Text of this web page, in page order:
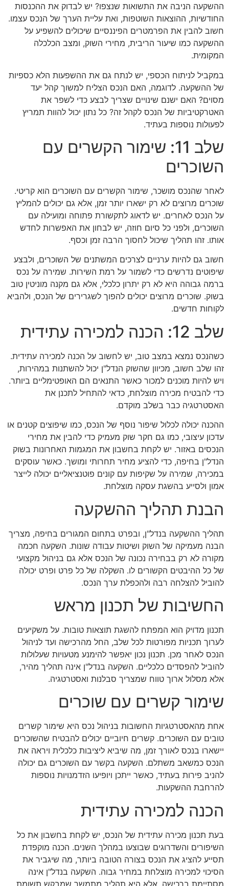
ההשקעה הניבה את התשואות שנצפו? יש לבדוק את ההכנסות
החודשיות, ההוצאות השוטפות, ואת עליית הערך של הנכס עצמו.
חשוב להבין את הפרמטרים הפיננסיים שיכולים להשפיע על
ההשקעה כמו שיעור הריבית, מחירי השוק, ומצב הכלכלה
המקומית.
במקביל לניתוח הכספי, יש לנתח גם את ההשפעות הלא כספיות
של ההשקעה. לדוגמה, האם הנכס הצליח למשוך קהל יעד
מסוים? האם ישנם שינויים שצריך לבצע כדי לשפר את
האטרקטיביות של הנכס לקהל זה? כל נתון יכול להוות תמריץ
לפעולות נוספות בעתיד.
שלב 11: שימור הקשרים עם
השוכרים
לאחר שהנכס מושכר, שימור הקשרים עם השוכרים הוא קריטי.
שוכרים מרוצים לא רק ישארו יותר זמן, אלא גם יכולים להמליץ
על הנכס לאחרים. יש לדאוג לתקשורת פתוחה ומועילה עם
השוכרים, ולפני כל סיום חוזה, יש לבחון את האפשרות לחדש
אותו. זהו תהליך שיכול לחסוך הרבה זמן וכסף.
חשוב גם להיות ערניים לצרכים המשתנים של השוכרים, ולבצע
שיפוטים נדרשים כדי לשמור על רמת השירות. שמירה על נכס
ברמה גבוהה היא לא רק יתרון כלכלי, אלא גם מקנה מוניטין טוב
בשוק. שוכרים מרוצים יכולים להפוך לשגרירים של הנכס, ולהביא
לקוחות חדשים.
שלב 12: הכנה למכירה עתידית
כשהנכס נמצא במצב טוב, יש לחשוב על הכנה למכירה עתידית.
זהו שלב חשוב, מכיוון שהשוק הנדל"ן יכול להשתנות במהירות,
ויש להיות מוכנים למכור כאשר התנאים הם האופטימליים ביותר.
כדי להבטיח מכירה מוצלחת, כדאי להתחיל לתכנן את
האסטרטגיה כבר בשלב מוקדם.
ההכנה יכולה לכלול שיפור נוסף של הנכס, כמו שיפוצים קטנים או
עדכון עיצובי, כמו גם חקר שוק מעמיק כדי להבין את מחירי
הנכסים באזור. יש לקחת בחשבון את המגמות האחרונות בשוק
הנדל"ן בחיפה, כדי להציע מחיר תחרותי ומושך. כאשר עוסקים
במכירה, שמירה על שקיפות עם קונים פוטנציאליים יכולה לייצר
אמון ולסייע בהשגת עסקה מוצלחת.
הבנת תהליך ההשקעה
תהליך ההשקעה בנדל"ן, ובפרט בתחום המגורים בחיפה, מצריך
הבנה מעמיקה של השוק ושיטות עבודה שונות. השקעה חכמה
מקורה לא רק בבחירה נכונה של הנכס אלא גם בניהול מקצועי
של כל ההיבטים הקשורים לו. השקלה של כל פרט ופרט יכולה
להוביל להצלחה רבה ולהכפלת ערך הנכס.
החשיבות של תכנון מראש
תכנון מדויק הוא המפתח להשגת תוצאות טובות. על משקיעים
לערוך תכניות מפורטות לכל שלב, החל מהרכישה ועד לניהול
הנכס לאחר מכן. תכנון נכון יאפשר להימנע מטעויות שעלולות
להוביל להפסדים כלכליים. השקעה בנדל"ן אינה תהליך מהיר,
אלא מסלול ארוך טווח שמצריך סבלנות ואסטרטגיה.
שימור קשרים עם שוכרים
אחת מהאסטרטגיות החשובות בניהול נכס היא שימור קשרים
טובים עם השוכרים. קשרים חיוביים יכולים להבטיח שהשוכרים
יישארו בנכס לאורך זמן, מה שיביא ליציבות כלכלית ויראה את
הנכס כמשאב משתלם. השקעה בקשר עם השוכרים גם יכולה
להניב פירות בעתיד, כאשר ייתכן ויופיעו הזדמנויות נוספות
להרחבת ההשקעות.
הכנה למכירה עתידית
בעת תכנון מכירה עתידית של הנכס, יש לקחת בחשבון את כל
השיפורים והשדרוגים שבוצעו במהלך השנים. הכנה מוקפדת
תסייע להציג את הנכס בצורה הטובה ביותר, מה שיגביר את
הסיכוי למכירה מוצלחת במחיר גבוה. השקעה בנדל"ן אינה
מסתיימת ברכישה, אלא היא תהליך מתמשך שמבקש תשומת